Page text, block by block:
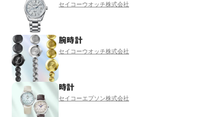
セイコーウオッチ株式会社
腕時計
セイコーウオッチ株式会社
時計
セイコーエプソン株式会社